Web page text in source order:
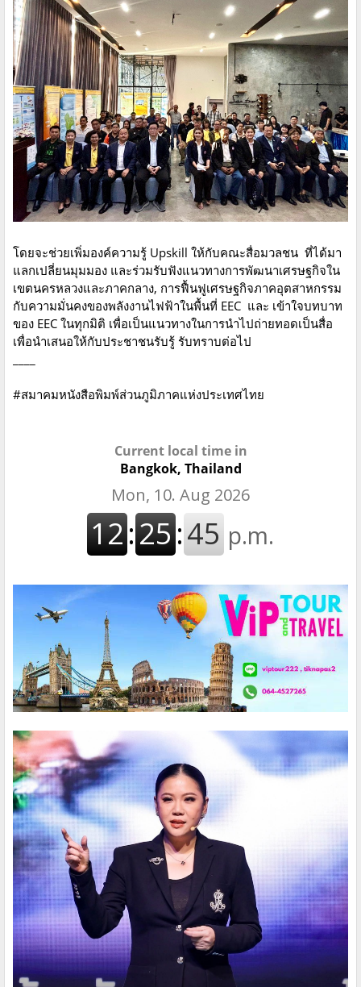
โดยจะช่วยเพิ่มองค์ความรู้ Upskill ให้กับคณะสื่อมวลชน ที่ได้มา
แลกเปลี่ยนมุมมอง และร่วมรับฟังแนวทางการพัฒนาเศรษฐกิจใน
เขตนครหลวงและภาคกลาง, การฟื้นฟูเศรษฐกิจภาคอุตสาหกรรม
กับความมั่นคงของพลังงานไฟฟ้าในพื้นที่ EEC และ เข้าใจบทบาท
ของ EEC ในทุกมิติ เพื่อเป็นแนวทางในการนำไปถ่ายทอดเป็นสื่อ
เพื่อนำเสนอให้กับประชาชนรับรู้ รับทราบต่อไป
#สมาคมหนังสือพิมพ์ส่วนภูมิภาคแห่งประเทศไทย
Current local time in
Bangkok, Thailand